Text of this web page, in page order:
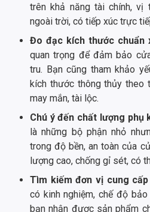
trên khả năng tài chính,
ngoài trời, có tiếp xúc trực
Đo đạc kích thước chuẩn
quan trọng để đảm bảo
tru. Bạn cũng tham khảo
kích thước thông thủy theo
may mắn, tài lộc.
Chú ý đến chất lượng phụ
là những bộ phận nhỏ
trong độ bền, an toàn của
lượng cao, chống gỉ sét, có
Tìm kiếm đơn vị cung
có kinh nghiệm, chế độ
bạn nhận được sản phẩm